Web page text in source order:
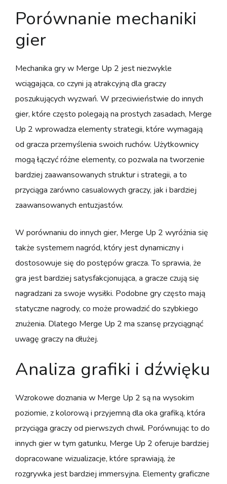
Porównanie mechaniki
gier
Mechanika gry w Merge Up 2 jest niezwykle
wciągająca, co czyni ją atrakcyjną dla graczy
poszukujących wyzwań. W przeciwieństwie do innych
gier, które często polegają na prostych zasadach, Merge
Up 2 wprowadza elementy strategii, które wymagają
od gracza przemyślenia swoich ruchów. Użytkownicy
mogą łączyć różne elementy, co pozwala na tworzenie
bardziej zaawansowanych struktur i strategii, a to
przyciąga zarówno casualowych graczy, jak i bardziej
zaawansowanych entuzjastów.
W porównaniu do innych gier, Merge Up 2 wyróżnia się
także systemem nagród, który jest dynamiczny i
dostosowuje się do postępów gracza. To sprawia, że
gra jest bardziej satysfakcjonująca, a gracze czują się
nagradzani za swoje wysiłki. Podobne gry często mają
statyczne nagrody, co może prowadzić do szybkiego
znużenia. Dlatego Merge Up 2 ma szansę przyciągnąć
uwagę graczy na dłużej.
Analiza grafiki i dźwięku
Wzrokowe doznania w Merge Up 2 są na wysokim
poziomie, z kolorową i przyjemną dla oka grafiką, która
przyciąga graczy od pierwszych chwil. Porównując to do
innych gier w tym gatunku, Merge Up 2 oferuje bardziej
dopracowane wizualizacje, które sprawiają, że
rozgrywka jest bardziej immersyjna. Elementy graficzne